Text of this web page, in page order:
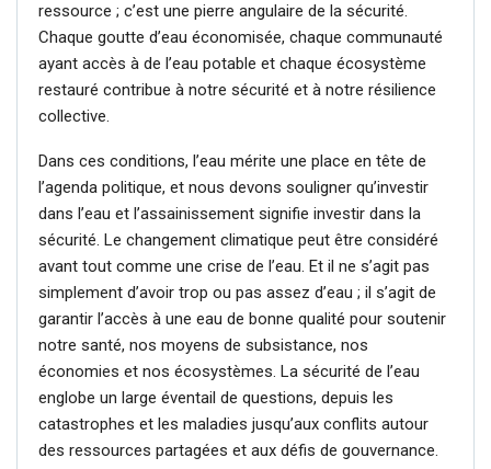
ressource ; c’est une pierre angulaire de la sécurité.
Chaque goutte d’eau économisée, chaque communauté
ayant accès à de l’eau potable et chaque écosystème
restauré contribue à notre sécurité et à notre résilience
collective.
Dans ces conditions, l’eau mérite une place en tête de
l’agenda politique, et nous devons souligner qu’investir
dans l’eau et l’assainissement signifie investir dans la
sécurité. Le changement climatique peut être considéré
avant tout comme une crise de l’eau. Et il ne s’agit pas
simplement d’avoir trop ou pas assez d’eau ; il s’agit de
garantir l’accès à une eau de bonne qualité pour soutenir
notre santé, nos moyens de subsistance, nos
économies et nos écosystèmes. La sécurité de l’eau
englobe un large éventail de questions, depuis les
catastrophes et les maladies jusqu’aux conflits autour
des ressources partagées et aux défis de gouvernance.